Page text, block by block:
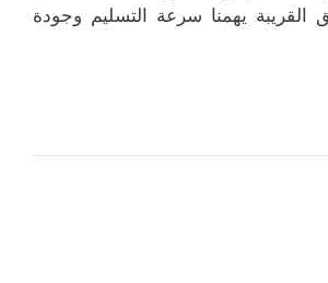
القريبة يهمنا سرعة التسليم وجودة